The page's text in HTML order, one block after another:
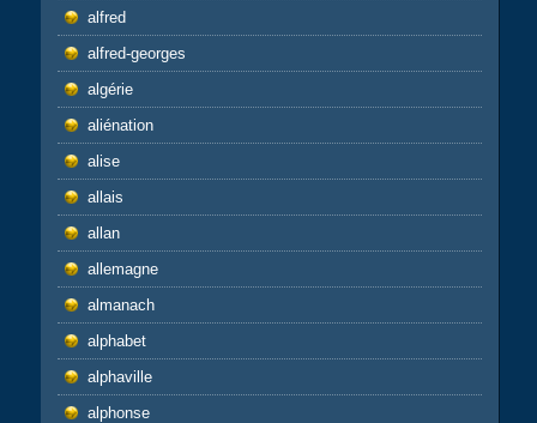
alfred
alfred-georges
algérie
aliénation
alise
allais
allan
allemagne
almanach
alphabet
alphaville
alphonse